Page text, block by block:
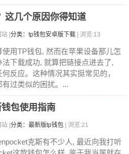
这几个原因你得知道
| 分类：tp钱包安卓版下载 | 浏览:13
使用TP钱包, 然而在苹果设备那儿怎
法下载成功, 就算把链接点进去了,
反应。这种情况其实挺常见的，
有过类似的困扰。...
包使用指南
| 分类：最新版tp钱包 | 浏览:21
克斯有不少人, 最近向我打听